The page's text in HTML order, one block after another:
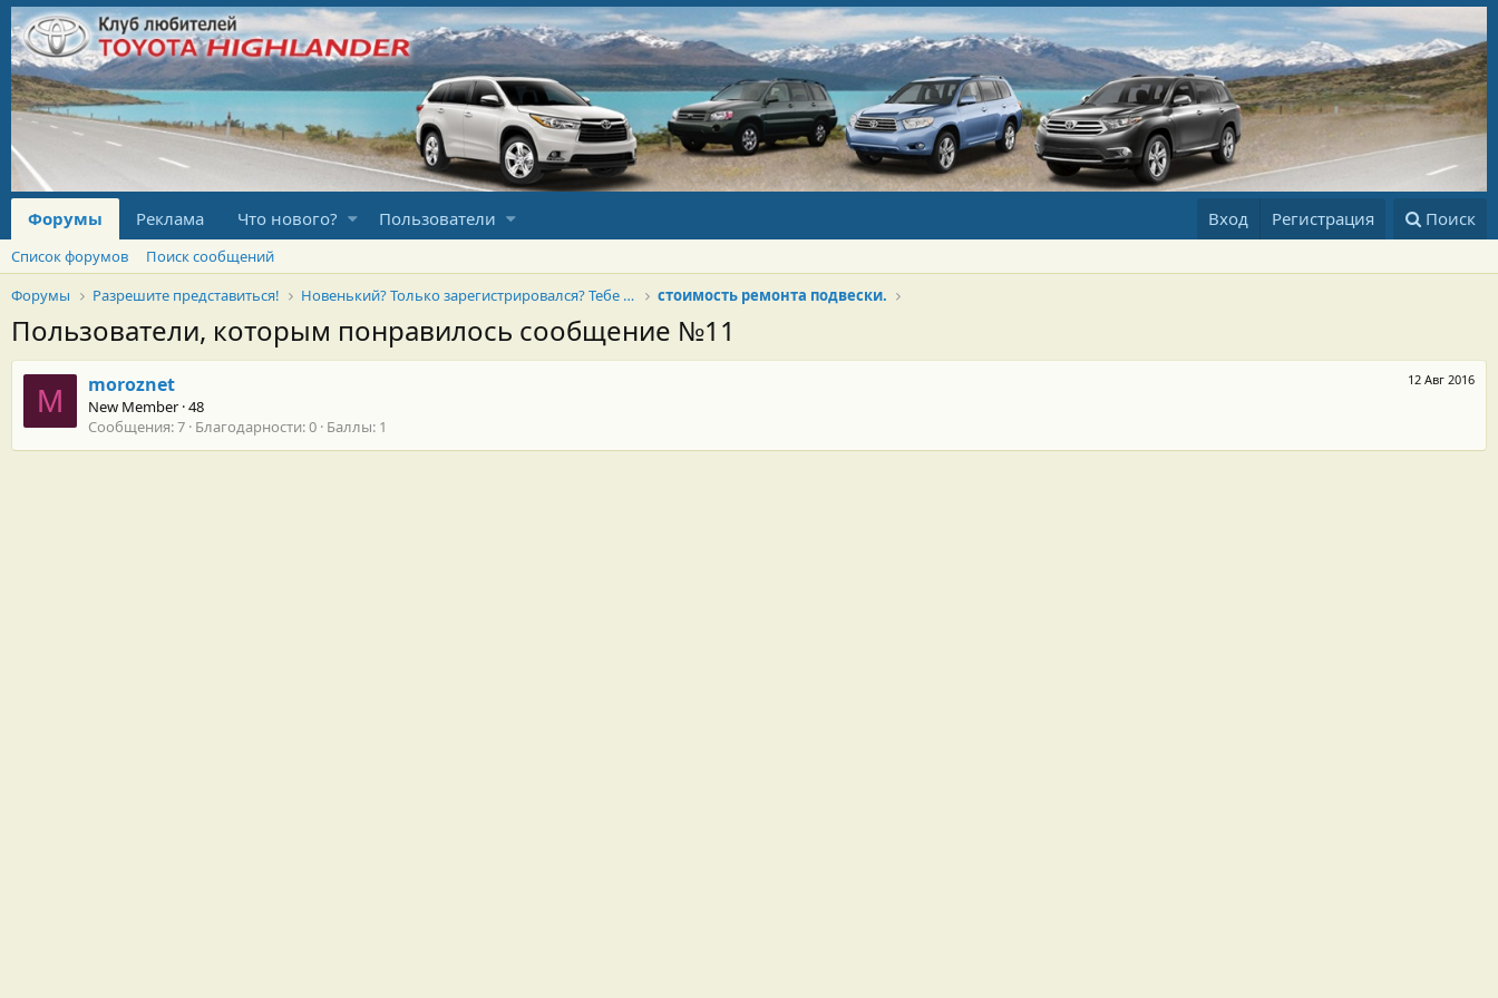
Форумы Реклама Что нового? Пользователи Вход Регистрация Поиск
Список форумов
Поиск сообщений
Форумы
Разрешите представиться! Новенький? Только зарегистрировался? Тебе сюда! стоимость ремонта подвески.
Пользователи, которым понравилось сообщение №11
M
12 Авг 2016
moroznet
New Member ·48
Сообщения 7 Благодарности 0 Баллы 1